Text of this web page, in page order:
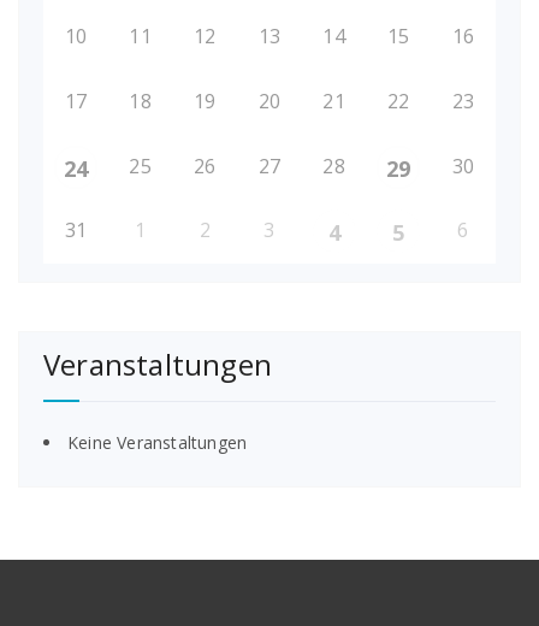
10 11 12 13 14 15 16
17 18 19 20 21 22 23
24 25 26 27 28 29 30
31 1 2 3 4 5 6
Veranstaltungen
Keine Veranstaltungen